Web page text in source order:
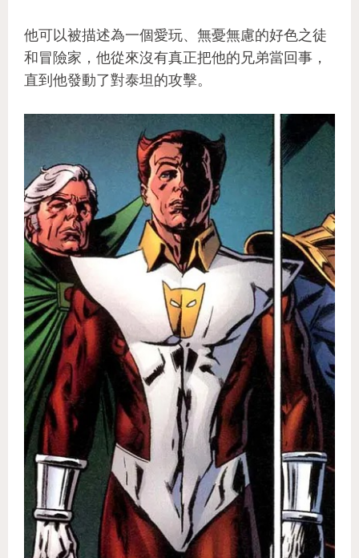
他可以被描述為一個愛玩、無憂無慮的好色之徒
和冒險家，他從來沒有真正把他的兄弟當回事，
直到他發動了對泰坦的攻擊。